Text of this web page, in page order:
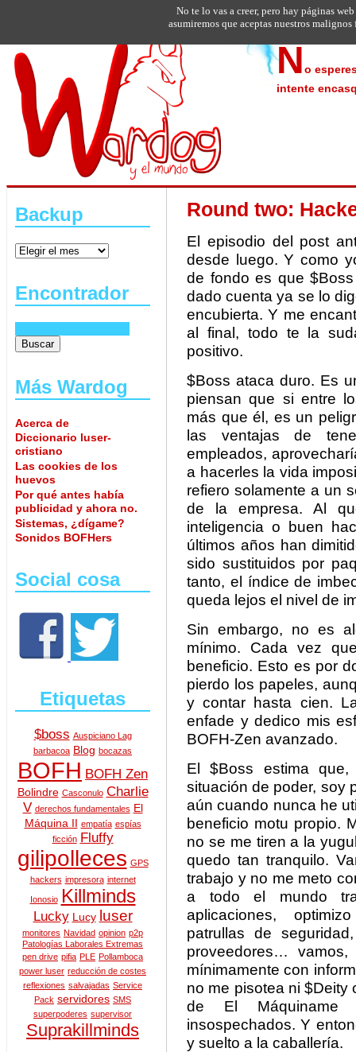
No
intente
Backup
Encontrador
Más Wardog
Acerca de
Diccionario luser-
cristiano
Las cookies de los
huevos
Por qué antes había
publicidad y ahora no.
Sistemas, ¿dígame?
Sonidos BOFHers
Social cosa
Etiquetas
$boss Auspiciano Lag
barbacoa Blog bocazas
BOFH BOFH Zen
Bolindre Casconulo Charlie
V derechos fundamentales El
Máquina II empatía espías
ficción
Fluffy
gilipolleces GPS
hackers impresora internet
Ionosio Killminds
Lucky Lucy luser
monitores Navidad opinion p2p
Patologías Laborales Extremas
pen drive pifia PLE Pollamboca
power luser reducción de costes
reflexiones salvajadas Service
Pack servidores SMS
superpoderes supervisor
Suprakillminds
Round two:
El episodio del post
desde luego. Y como
de fondo es que
dado cuenta ya se lo
encubierta. Y me
al final, todo te la
positivo.
$Boss ataca duro. Es
piensan que si entre
más que él, es un
las ventajas de
empleados,
a hacerles la vida
refiero solamente a un
de la empresa. Al
inteligencia o buen
últimos años han
sido sustituidos por
tanto, el índice de
queda lejos el nivel de
Sin embargo, no es
mínimo. Cada vez
beneficio. Esto es por
pierdo los papeles,
y contar hasta cien.
enfade y dedico mis
BOFH-Zen avanzado.
El $Boss estima
situación de poder, soy
aún cuando nunca he
beneficio motu propio.
no se me tiren a la
quedo tan tranquilo.
trabajo y no me meto
a todo el mundo
aplicaciones,
patrullas de
proveedores…
mínimamente con
no me pisotea ni $Deity
de El Máquiname
insospechados. Y
y suelto a la caballería.
No te lo vas a creer, pero hay páginas
asumiremos que aceptas nuestros